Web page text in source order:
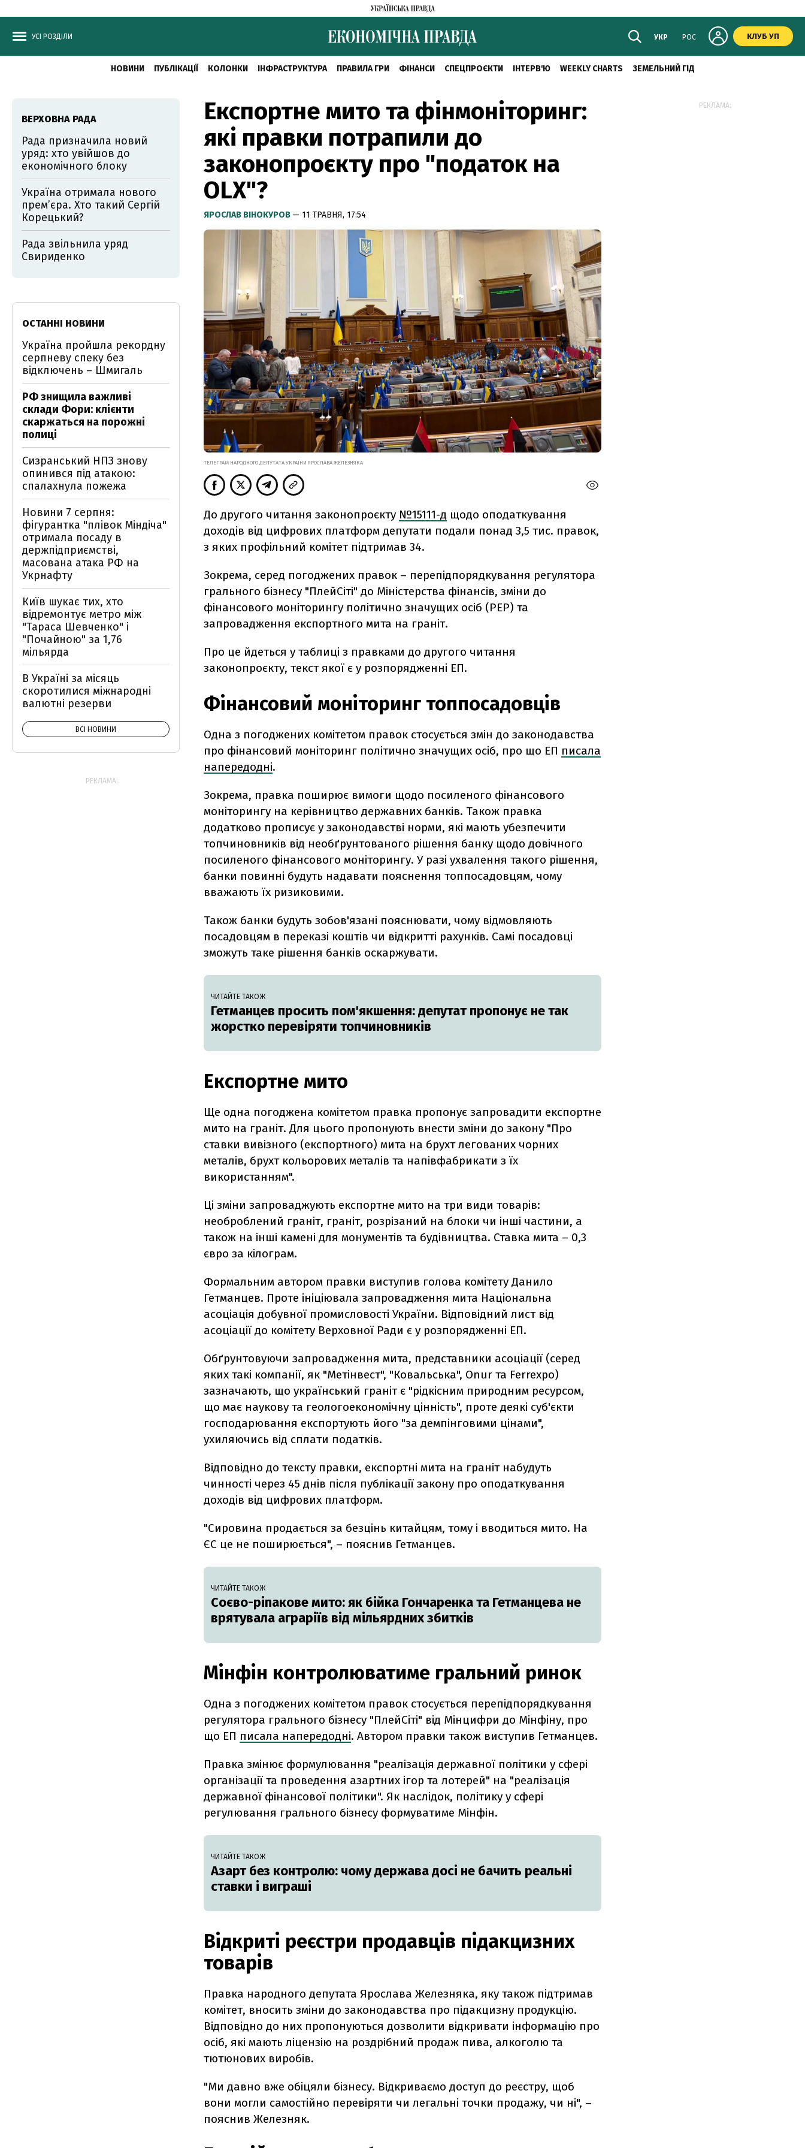
УСІ РОЗДІЛИ УКР РОС КЛУБ УП
НОВИНИ ПУБЛІКАЦІЇ КОЛОНКИ ІНФРАСТРУКТУРА ПРАВИЛА ГРИ ФІНАНСИ СПЕЦПРОЄКТИ ІНТЕРВ'Ю WEEKLY CHARTS ЗЕМЕЛЬНИЙ ГІД
Експортне мито та фінмоніторинг:
які правки потрапили до
законопроєкту про "податок на
OLX"?
ЯРОСЛАВ ВІНОКУРОВ — 11 ТРАВНЯ, 17:54
ТЕЛЕГРАМ НАРОДНОГО ДЕПУТАТА УКРАЇНИ ЯРОСЛАВА ЖЕЛЕЗНЯКА
До другого читання законопроєкту №15111-д щодо оподаткування
доходів від цифрових платформ депутати подали понад 3,5 тис. правок,
з яких профільний комітет підтримав 34.
Зокрема, серед погоджених правок – перепідпорядкування регулятора
грального бізнесу "ПлейСіті" до Міністерства фінансів, зміни до
фінансового моніторингу політично значущих осіб (PEP) та
запровадження експортного мита на граніт.
Про це йдеться у таблиці з правками до другого читання
законопроєкту, текст якої є у розпорядженні ЕП.
Фінансовий моніторинг топпосадовців
Одна з погоджених комітетом правок стосується змін до законодавства
про фінансовий моніторинг політично значущих осіб, про що ЕП писала
напередодні.
Зокрема, правка поширює вимоги щодо посиленого фінансового
моніторингу на керівництво державних банків. Також правка
додатково прописує у законодавстві норми, які мають убезпечити
топчиновників від необґрунтованого рішення банку щодо довічного
посиленого фінансового моніторингу. У разі ухвалення такого рішення,
банки повинні будуть надавати пояснення топпосадовцям, чому
вважають їх ризиковими.
Також банки будуть зобов'язані пояснювати, чому відмовляють
посадовцям в переказі коштів чи відкритті рахунків. Самі посадовці
зможуть таке рішення банків оскаржувати.
ЧИТАЙТЕ ТАКОЖ
Гетманцев просить пом'якшення: депутат пропонує не так
жорстко перевіряти топчиновників
Експортне мито
Ще одна погоджена комітетом правка пропонує запровадити експортне
мито на граніт. Для цього пропонують внести зміни до закону "Про
ставки вивізного (експортного) мита на брухт легованих чорних
металів, брухт кольорових металів та напівфабрикати з їх
використанням".
Ці зміни запроваджують експортне мито на три види товарів:
необроблений граніт, граніт, розрізаний на блоки чи інші частини, а
також на інші камені для монументів та будівництва. Ставка мита – 0,3
євро за кілограм.
Формальним автором правки виступив голова комітету Данило
Гетманцев. Проте ініціювала запровадження мита Національна
асоціація добувної промисловості України. Відповідний лист від
асоціації до комітету Верховної Ради є у розпорядженні ЕП.
Обґрунтовуючи запровадження мита, представники асоціації (серед
яких такі компанії, як "Метінвест", "Ковальська", Onur та Ferrexpo)
зазначають, що український граніт є "рідкісним природним ресурсом,
що має наукову та геологоекономічну цінність", проте деякі суб'єкти
господарювання експортують його "за демпінговими цінами",
ухиляючись від сплати податків.
Відповідно до тексту правки, експортні мита на граніт набудуть
чинності через 45 днів після публікації закону про оподаткування
доходів від цифрових платформ.
"Сировина продається за безцінь китайцям, тому і вводиться мито. На
ЄС це не поширюється", – пояснив Гетманцев.
ЧИТАЙТЕ ТАКОЖ
Соєво-ріпакове мито: як бійка Гончаренка та Гетманцева не
врятувала аграріїв від мільярдних збитків
Мінфін контролюватиме гральний ринок
Одна з погоджених комітетом правок стосується перепідпорядкування
регулятора грального бізнесу "ПлейСіті" від Мінцифри до Мінфіну, про
що ЕП писала напередодні. Автором правки також виступив Гетманцев.
Правка змінює формулювання "реалізація державної політики у сфері
організації та проведення азартних ігор та лотерей" на "реалізація
державної фінансової політики". Як наслідок, політику у сфері
регулювання грального бізнесу формуватиме Мінфін.
ЧИТАЙТЕ ТАКОЖ
Азарт без контролю: чому держава досі не бачить реальні
ставки і виграші
Відкриті реєстри продавців підакцизних
товарів
Правка народного депутата Ярослава Железняка, яку також підтримав
комітет, вносить зміни до законодавства про підакцизну продукцію.
Відповідно до них пропонуються дозволити відкривати інформацію про
осіб, які мають ліцензію на роздрібний продаж пива, алкоголю та
тютюнових виробів.
"Ми давно вже обіцяли бізнесу. Відкриваємо доступ до реєстру, щоб
вони могли самостійно перевіряти чи легальні точки продажу, чи ні", –
пояснив Железняк.
ВЕРХОВНА РАДА
Рада призначила новий
уряд: хто увійшов до
економічного блоку
Україна отримала нового
прем’єра. Хто такий Сергій
Корецький?
Рада звільнила уряд
Свириденко
ОСТАННІ НОВИНИ
Україна пройшла рекордну
серпневу спеку без
відключень – Шмигаль
РФ знищила важливі
склади Фори: клієнти
скаржаться на порожні
полиці
Сизранський НПЗ знову
опинився під атакою:
спалахнула пожежа
Новини 7 серпня:
фігурантка "плівок Міндіча"
отримала посаду в
держпідприємстві,
масована атака РФ на
Укрнафту
Київ шукає тих, хто
відремонтує метро між
"Тараса Шевченко" і
"Почайною" за 1,76
мільярда
В Україні за місяць
скоротилися міжнародні
валютні резерви
ВСІ НОВИНИ
РЕКЛАМА:
РЕКЛАМА: